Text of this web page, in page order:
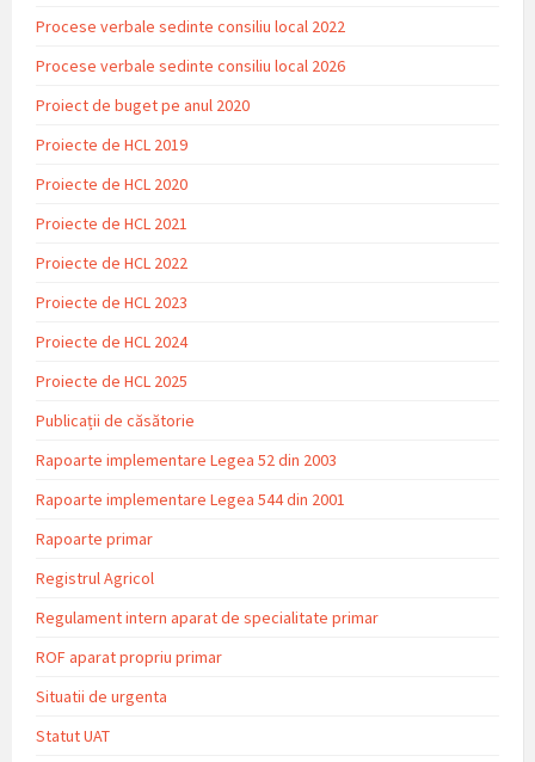
Procese verbale sedinte consiliu local 2022
Procese verbale sedinte consiliu local 2026
Proiect de buget pe anul 2020
Proiecte de HCL 2019
Proiecte de HCL 2020
Proiecte de HCL 2021
Proiecte de HCL 2022
Proiecte de HCL 2023
Proiecte de HCL 2024
Proiecte de HCL 2025
Publicații de căsătorie
Rapoarte implementare Legea 52 din 2003
Rapoarte implementare Legea 544 din 2001
Rapoarte primar
Registrul Agricol
Regulament intern aparat de specialitate primar
ROF aparat propriu primar
Situatii de urgenta
Statut UAT